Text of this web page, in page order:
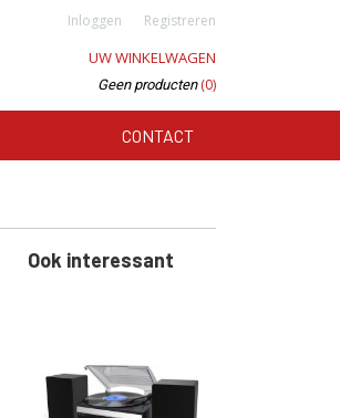
Inloggen Registreren
UW WINKELWAGEN
Geen producten (0)
CONTACT
Ook interessant